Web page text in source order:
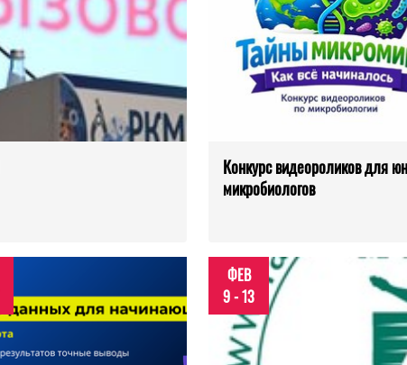
Конкурс видеороликов для
микробиологов
ФЕВ
9 - 13